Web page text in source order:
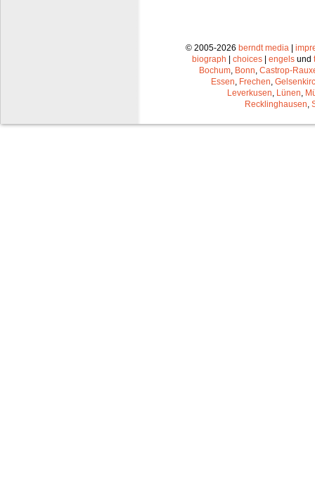
© 2005-2026 berndt media |
biograph | choices | engels und
Bochum Bonn Castrop-
Essen Frechen
Leverkusen Lünen
Recklinghausen